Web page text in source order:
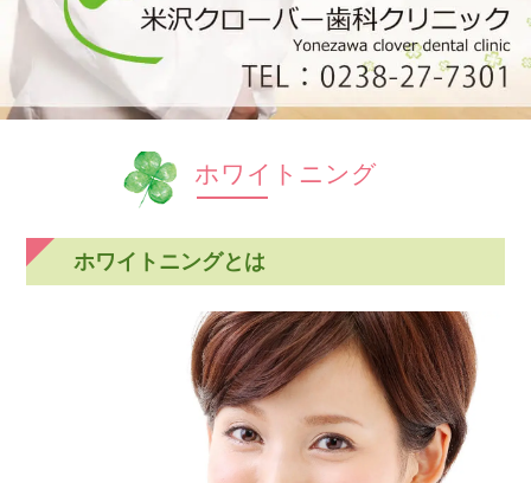
ホワイトニング
ホワイトニングとは